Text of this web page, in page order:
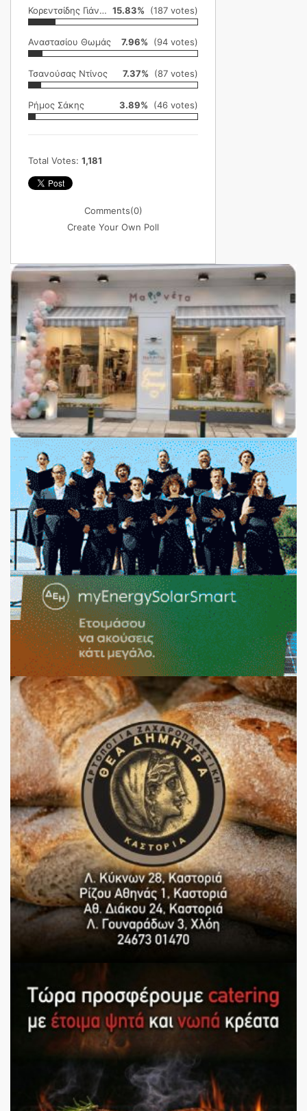
Κορεντσίδης Γιάννης 15.83% (187 votes)
Αναστασίου Θωμάς 7.96% (94 votes)
Τσανούσας Ντίνος 7.37% (87 votes)
Ρήμος Σάκης 3.89% (46 votes)
Total Votes: 1,181
Comments(0)
Create Your Own Poll